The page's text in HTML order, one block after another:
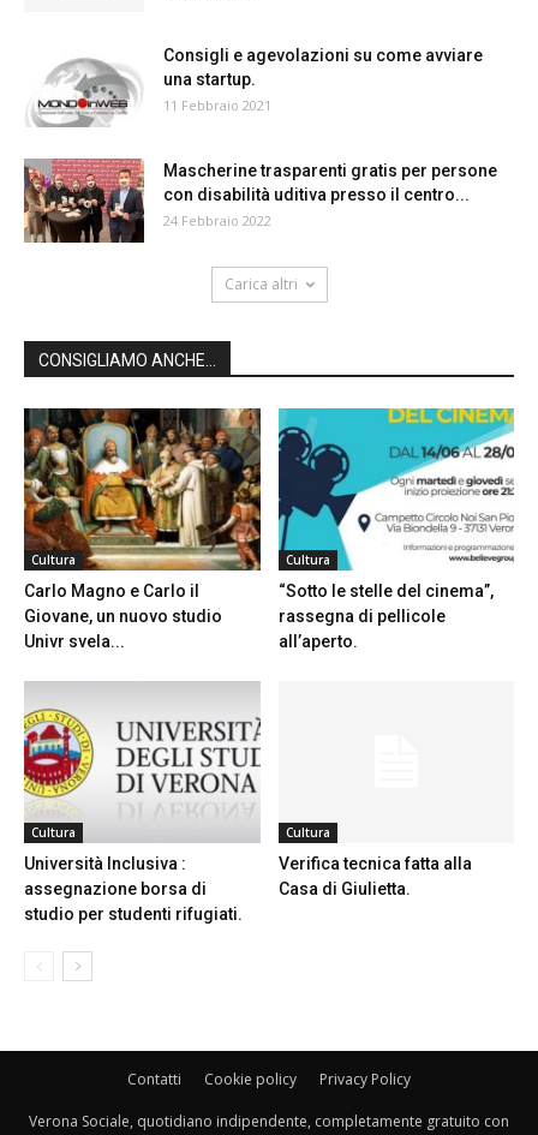
Consigli e agevolazioni su come avviare
una startup.
11 Febbraio 2021
Mascherine trasparenti gratis per persone
con disabilità uditiva presso il centro...
24 Febbraio 2022
Carica altri
CONSIGLIAMO ANCHE...
Cultura
Carlo Magno e Carlo il
Giovane, un nuovo studio
Univr svela...
Cultura
“Sotto le stelle del cinema”,
rassegna di pellicole
all’aperto.
Cultura
Università Inclusiva :
assegnazione borsa di
studio per studenti rifugiati.
Cultura
Verifica tecnica fatta alla
Casa di Giulietta.
Contatti Cookie policy Privacy Policy
Verona Sociale, quotidiano indipendente, completamente gratuito con